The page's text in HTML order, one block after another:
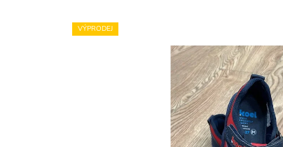
VÝPRODEJ